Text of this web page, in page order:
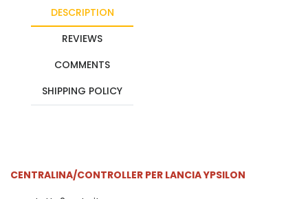
DESCRIPTION
REVIEWS
COMMENTS
SHIPPING POLICY
CENTRALINA/CONTROLLER PER LANCIA YPSILON